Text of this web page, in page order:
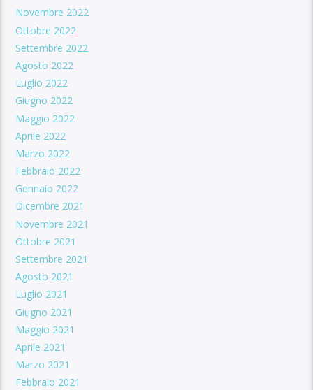
Novembre 2022
Ottobre 2022
Settembre 2022
Agosto 2022
Luglio 2022
Giugno 2022
Maggio 2022
Aprile 2022
Marzo 2022
Febbraio 2022
Gennaio 2022
Dicembre 2021
Novembre 2021
Ottobre 2021
Settembre 2021
Agosto 2021
Luglio 2021
Giugno 2021
Maggio 2021
Aprile 2021
Marzo 2021
Febbraio 2021